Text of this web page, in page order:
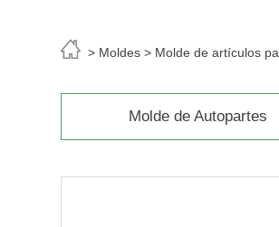
> Moldes > Molde de artículos
Molde de Autopartes